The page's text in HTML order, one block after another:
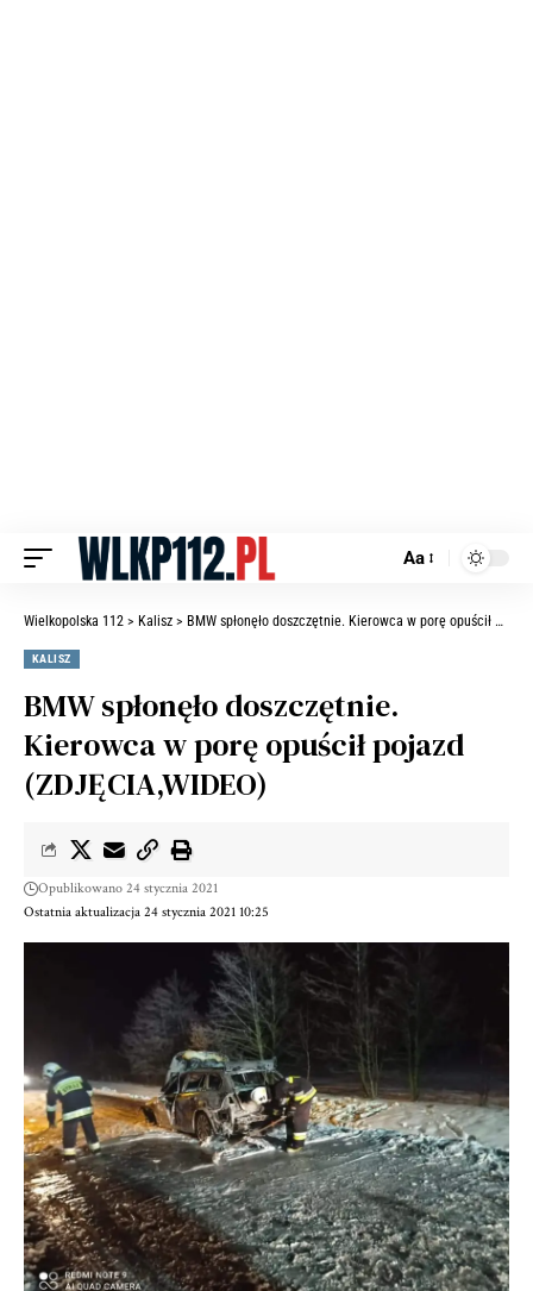
Aa
Wielkopolska 112 > Kalisz > BMW spłonęło doszczętnie. Kierowca w porę opuścił pojazd (ZDJĘCIA,WIDEO)
KALISZ
BMW spłonęło doszczętnie.
Kierowca w porę opuścił pojazd
(ZDJĘCIA,WIDEO)
Ostatnia aktualizacja 24 stycznia 2021 10:25
Opublikowano 24 stycznia 2021